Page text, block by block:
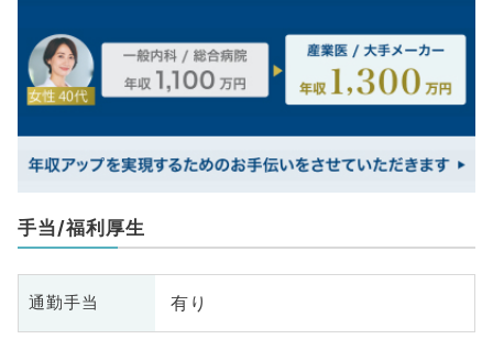
手当/福利厚生
通勤手当 有り